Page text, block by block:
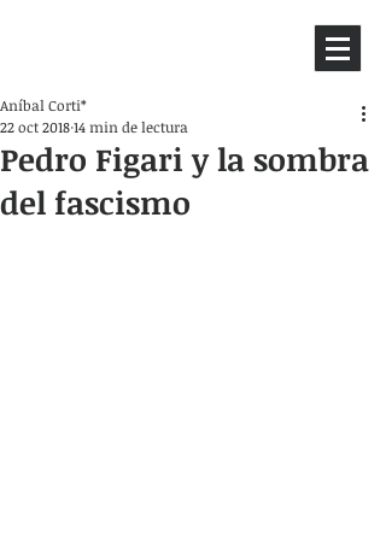
Pedro Figari y la sombra
del fascismo
Aníbal Corti*
22 oct 201814 min de lectura